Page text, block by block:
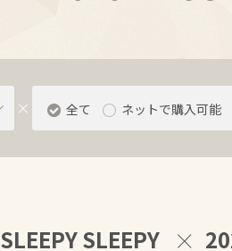
全て ネットで購入可能
SLEEPY SLEEPY